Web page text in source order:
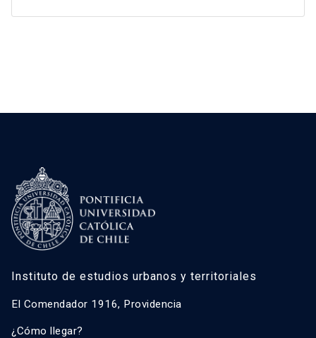
Instituto de estudios urbanos y territoriales
El Comendador 1916, Providencia
¿Cómo llegar?